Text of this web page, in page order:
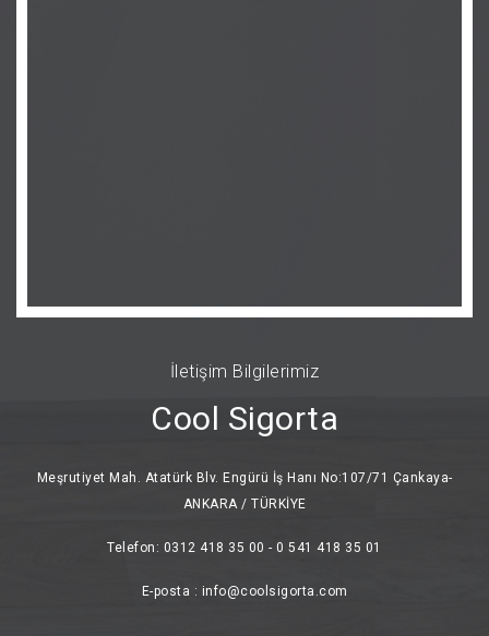
İletişim Bilgilerimiz
Cool Sigorta
Meşrutiyet Mah. Atatürk Blv. Engürü İş Hanı No:107/71 Çankaya-
ANKARA / TÜRKİYE
Telefon: 0312 418 35 00 - 0 541 418 35 01
E-posta : info@coolsigorta.com